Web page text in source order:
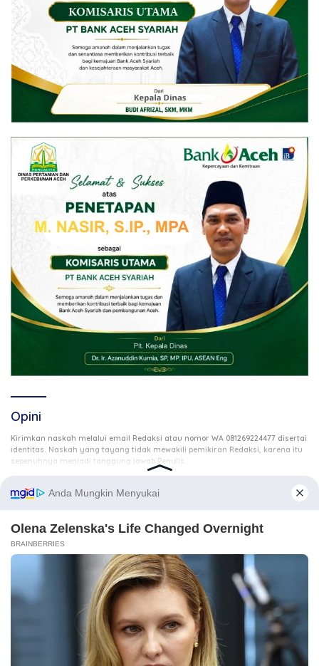
Opini
Kirimkan naskah melalui email Redaksi atau nomor WA 081269224477 disertai
identitas. Naskah yang tayang tidak mewakili pemikiran Redaksi, karena itu
sepenuhnya menjadi tanggung jawab Penulis